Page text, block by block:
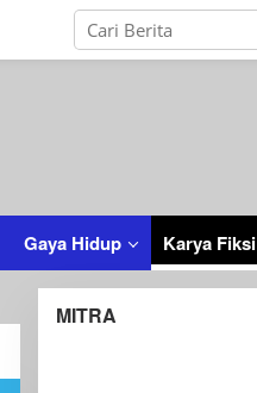
Gaya Hidup Karya Fiksi
MITRA